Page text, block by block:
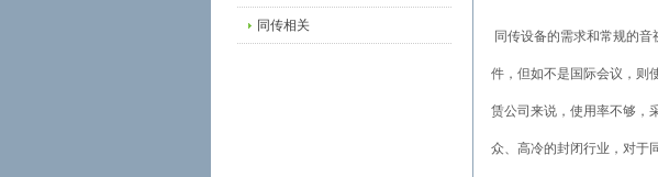
同传相关
同传设备的需求和常规的
件，但如不是国际会议，则
赁公司来说，使用率不够，
众、高冷的封闭行业，对于